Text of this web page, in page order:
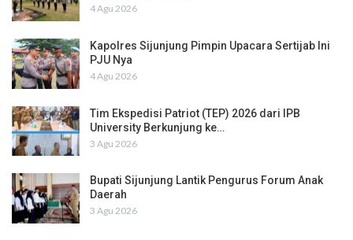
4 Agu 2026
Kapolres Sijunjung Pimpin Upacara Sertijab Ini
PJU Nya
4 Agu 2026
Tim Ekspedisi Patriot (TEP) 2026 dari IPB
University Berkunjung ke…
3 Agu 2026
Bupati Sijunjung Lantik Pengurus Forum Anak
Daerah
3 Agu 2026